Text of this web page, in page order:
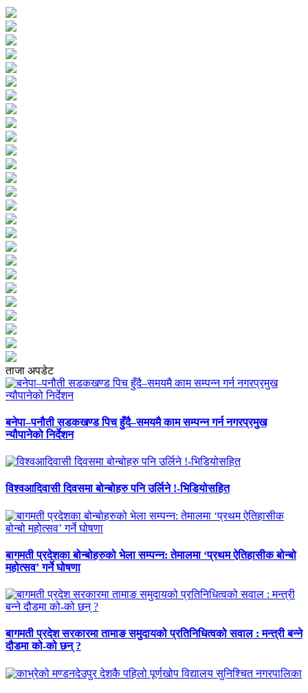
ताजा अपडेट
बनेपा–पनौती सडकखण्ड पिच हुँदै–समयमै काम सम्पन्न गर्न नगरप्रमुख
न्यौपानेको निर्देशन
विश्वआदिवासी दिवसमा बोन्बोहरु पनि उर्लिने !-भिडियोसहित
बागमती प्रदेशका बोन्बोहरुको भेला सम्पन्न: तेमालमा ‘प्रथम ऐतिहासीक बोन्बो
महोत्सव’ गर्ने घोषणा
बागमती प्रदेश सरकारमा तामाङ समुदायको प्रतिनिधित्वको सवाल : मन्त्री बन्ने
दौडमा को‐को छन् ?